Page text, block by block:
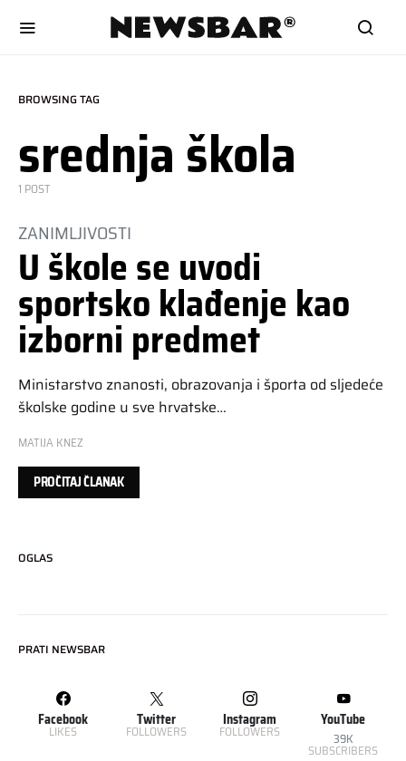
BROWSING TAG
srednja škola
1 POST
ZANIMLJIVOSTI
U škole se uvodi
sportsko klađenje kao
izborni predmet
Ministarstvo znanosti, obrazovanja i športa od sljedeće
školske godine u sve hrvatske…
MATIJA KNEZ
PROČITAJ ČLANAK
OGLAS
PRATI NEWSBAR
Facebook
LIKES
Twitter
FOLLOWERS
Instagram
FOLLOWERS
YouTube
39K
SUBSCRIBERS